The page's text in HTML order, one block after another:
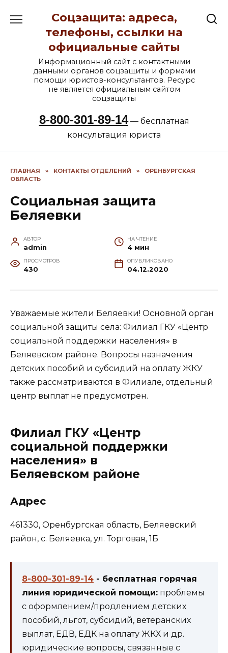
содержанию
Соцзащита: адреса,
телефоны, ссылки на
официальные сайты
Информационный сайт с контактными
данными органов соцзащиты и формами
помощи юристов-консультантов. Ресурс
не является официальным сайтом
соцзащиты
8-800-301-89-14— бесплатная
консультация юриста
ГЛАВНАЯ » КОНТАКТЫ ОТДЕЛЕНИЙ »
ОРЕНБУРГСКАЯ
ОБЛАСТЬ
Социальная защита
Беляевки
АВТОР
admin
НА ЧТЕНИЕ
4 мин
ПРОСМОТРОВ
430
ОПУБЛИКОВАНО
04.12.2020
Уважаемые жители Беляевки! Основной орган
социальной защиты села: Филиал ГКУ «Центр
социальной поддержки населения» в
Беляевском районе. Вопросы назначения
детских пособий и субсидий на оплату ЖКУ
также рассматриваются в Филиале, отдельный
центр выплат не предусмотрен.
Филиал ГКУ «Центр
социальной поддержки
населения» в
Беляевском районе
Адрес
461330, Оренбургская область, Беляевский
район, с. Беляевка, ул. Торговая, 1Б
8-800-301-89-14 - бесплатная горячая
линия юридической помощи: проблемы
с оформлением/продлением детских
пособий, льгот, субсидий, ветеранских
выплат, ЕДВ, ЕДК на оплату ЖКХ и др.
юридические вопросы, связанные с